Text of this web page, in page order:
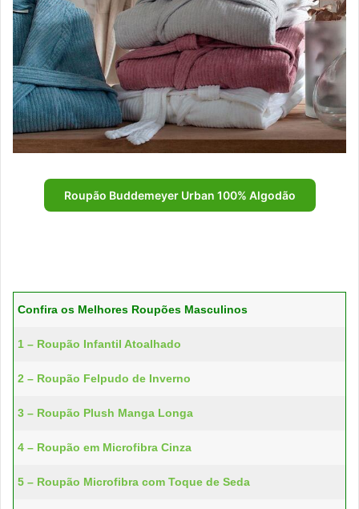
Roupão Buddemeyer Urban 100% Algodão
Confira os Melhores Roupões Masculinos
1 – Roupão Infantil Atoalhado
2 – Roupão Felpudo de Inverno
3 – Roupão Plush Manga Longa
4 – Roupão em Microfibra Cinza
5 – Roupão Microfibra com Toque de Seda